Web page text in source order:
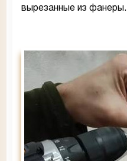
вырезанные из фанеры.